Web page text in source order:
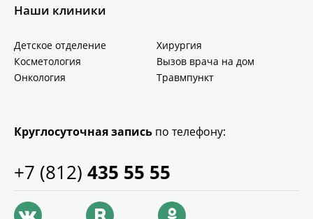
Наши клиники
Детское отделение
Хирургия
Косметология
Вызов врача на дом
Онкология
Травмпункт
Круглосуточная запись по телефону:
+7 (812) 435 55 55